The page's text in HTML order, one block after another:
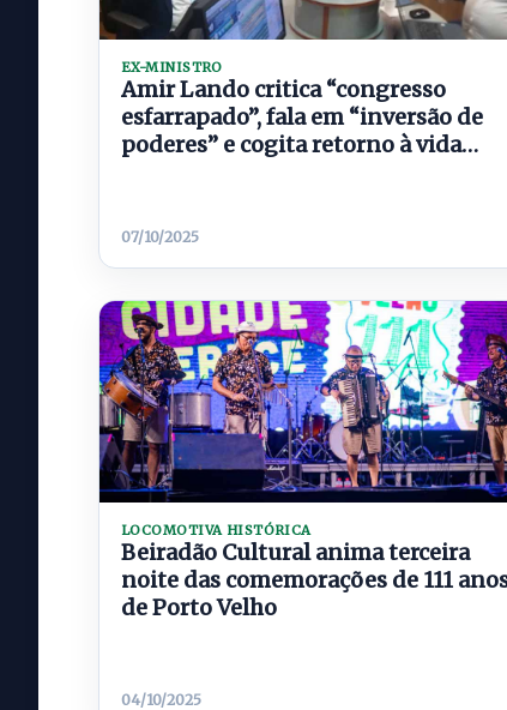
EX-MINISTRO
Amir Lando critica “congresso
esfarrapado”, fala em “inversão de
poderes” e cogita retorno à vida
07/10/2025
LOCOMOTIVA HISTÓRICA
Beiradão Cultural anima terceira
noite das comemorações de 111
de Porto Velho
04/10/2025